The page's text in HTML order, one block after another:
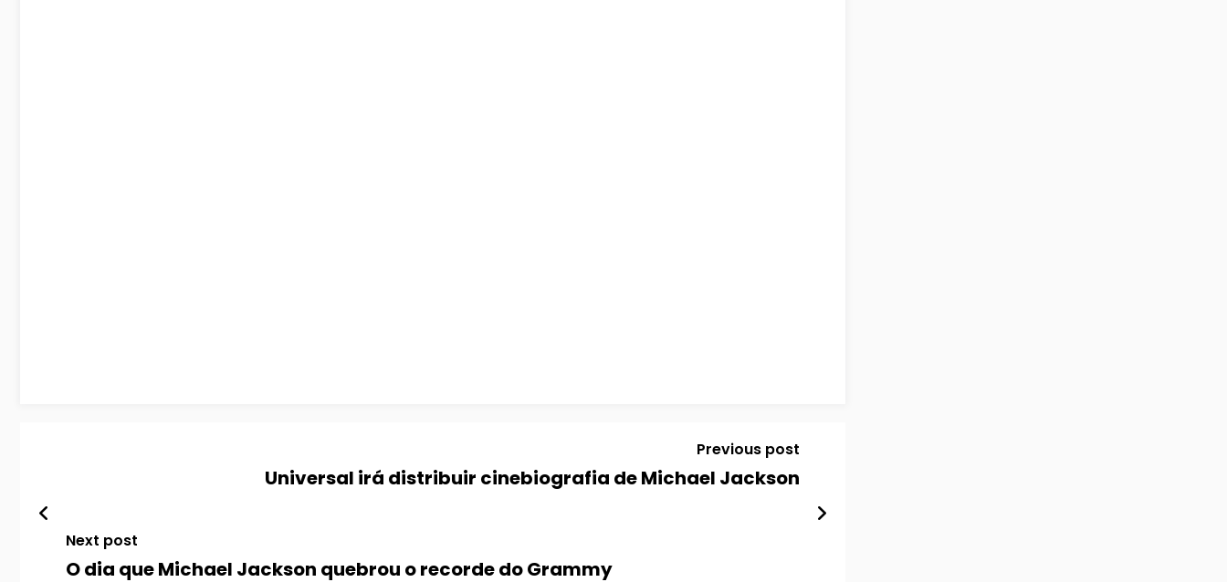
Previous post
Universal irá distribuir cinebiografia de Michael Jackson
Next post
O dia que Michael Jackson quebrou o recorde do Grammy